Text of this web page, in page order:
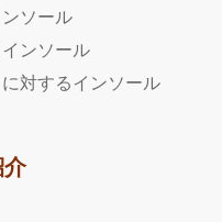
ソール
ンソール
対するインソール